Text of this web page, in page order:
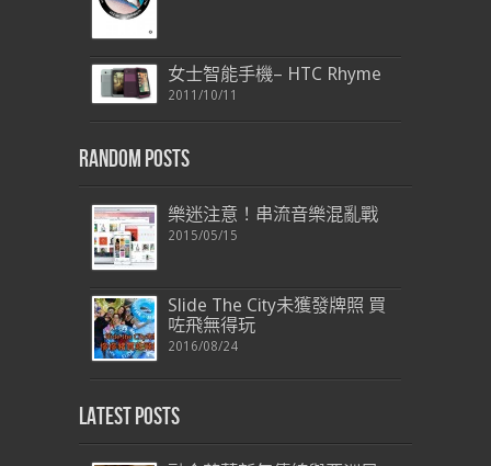
女士智能手機– HTC Rhyme
2011/10/11
Random Posts
樂迷注意！串流音樂混亂戰
2015/05/15
Slide The City未獲發牌照 買
咗飛無得玩
2016/08/24
Latest Posts